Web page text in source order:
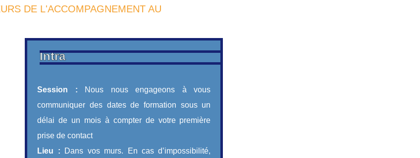
DE L'ACCOMPAGNEMENT AU
Intra
Session : Nous nous engageons à vous
communiquer des dates de formation sous un
délai de un mois à compter de votre première
prise de contact
Lieu : Dans vos murs. En cas d’impossibilité,